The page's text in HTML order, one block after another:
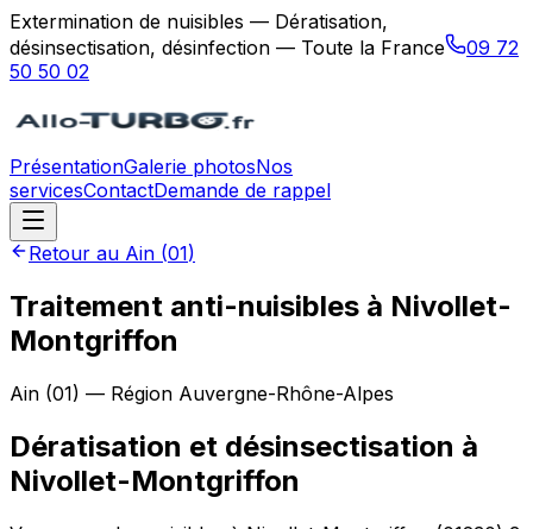
Extermination de nuisibles — Dératisation,
désinsectisation, désinfection — Toute la France
09 72
50 50 02
PrésentationGalerie photosNos
servicesContactDemande de rappel
Retour au Ain (01)
Traitement anti-nuisibles à Nivollet-
Montgriffon
Ain (01) — Région Auvergne-Rhône-Alpes
Dératisation et désinsectisation à
Nivollet-Montgriffon